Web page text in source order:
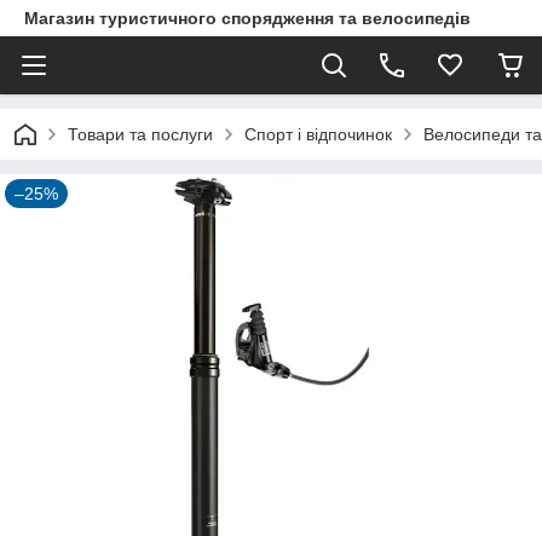
Магазин туристичного спорядження та велосипедів
Товари та послуги Спорт і відпочинок Велосипеди
–25%